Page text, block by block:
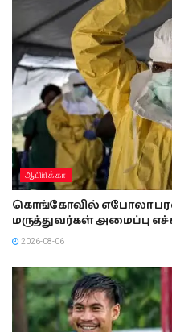
ஆபிாிக்கா
கொங்கோவில் எபோலா
மருத்துவர்கள் அமைப்பு
2026-08-06